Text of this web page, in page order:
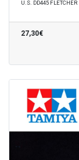
U.S. DD445 FLETCHER
27,30€